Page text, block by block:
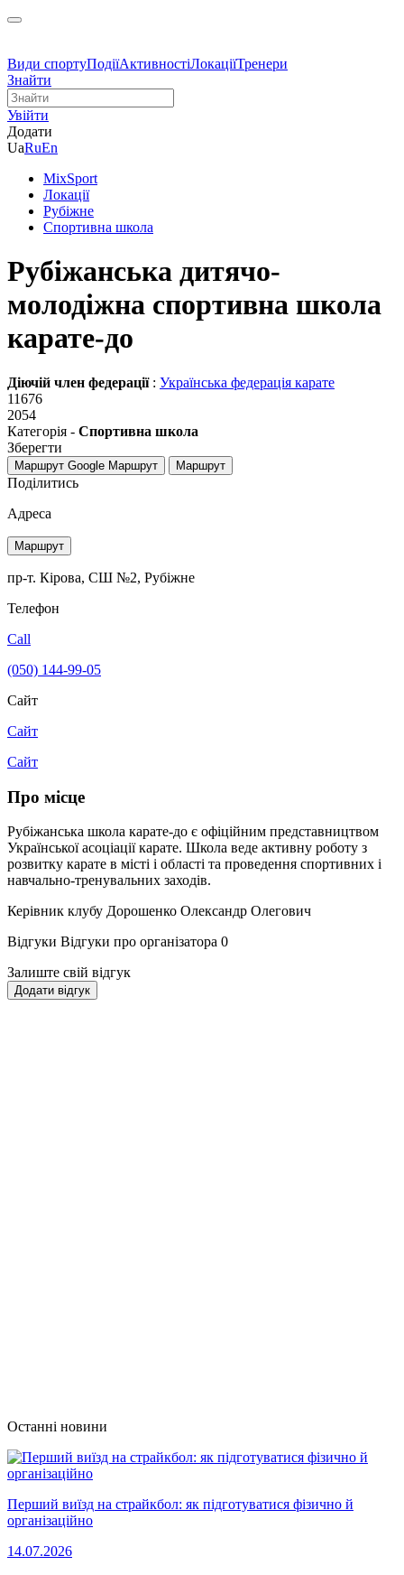
Види спортуПодіїАктивностіЛокаціїТренери
Знайти
Увійти
Додати
UaRuEn
MixSport
Локації
Рубіжне
Спортивна школа
Рубіжанська дитячо-
молодіжна спортивна школа
карате-до
Діючій член федерації : Українська федерація карате
11676
2054
Категорія - Спортивна школа
Зберегти
Маршрут Google Маршрут Маршрут
Поділитись
Адреса
Маршрут
пр-т. Кірова, СШ №2, Рубіжне
Телефон
Call
(050) 144-99-05
Сайт
Сайт
Сайт
Про місце
Рубіжанська школа карате-до є офіційним представництвом
Української асоціації карате. Школа веде активну роботу з
розвитку карате в місті і області та проведення спортивних і
навчально-тренувальних заходів.
Керівник клубу Дорошенко Олександр Олегович
Відгуки Відгуки про організатора 0
Залиште свій відгук
Додати відгук
Останні новини
Перший виїзд на страйкбол: як підготуватися фізично й
організаційно
14.07.2026